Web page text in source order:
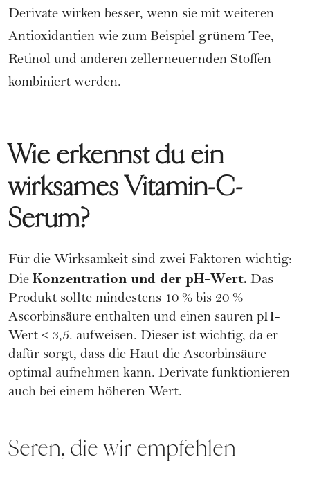
Derivate wirken besser, wenn sie mit weiteren
Antioxidantien wie zum Beispiel grünem Tee,
Retinol und anderen zellerneuernden Stoffen
kombiniert werden.
Wie erkennst du ein
wirksames Vitamin-C-
Serum?
Für die Wirksamkeit sind zwei Faktoren wichtig:
Die Konzentration und der pH-Wert. Das
Produkt sollte mindestens 10 % bis 20 %
Ascorbinsäure enthalten und einen sauren pH-
Wert ≤ 3,5. aufweisen. Dieser ist wichtig, da er
dafür sorgt, dass die Haut die Ascorbinsäure
optimal aufnehmen kann. Derivate funktionieren
auch bei einem höheren Wert.
Seren, die wir empfehlen